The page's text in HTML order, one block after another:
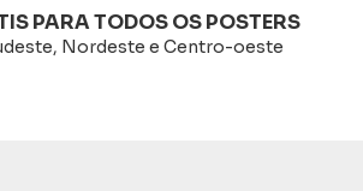
PARA TODOS OS POSTERS
Nordeste e Centro-oeste